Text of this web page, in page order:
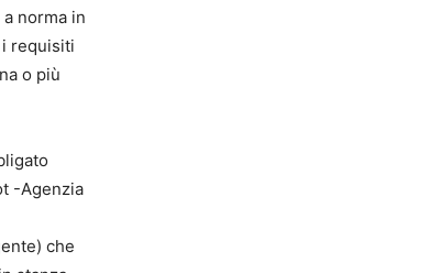
norma in
requisiti
o più
-Agenzia
che